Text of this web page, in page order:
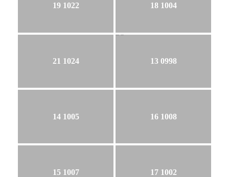
19 1022 18 1004
21 1024 13 0998
14 1005 16 1008
15 1007 17 1002